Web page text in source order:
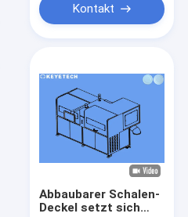
Kontakt
Abbaubarer Schalen-
Deckel setzt sich